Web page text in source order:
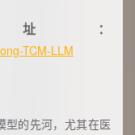
：
TCM-LLM
型的先河，尤其在医